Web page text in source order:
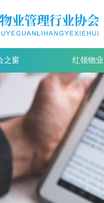
之窗
之窗
红领物业
红领物业